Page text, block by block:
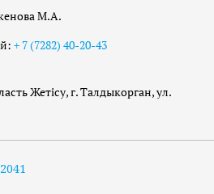
М.А.
+ 7 (7282) 40-20-43
Жетісу, г. Талдыкорган, ул.